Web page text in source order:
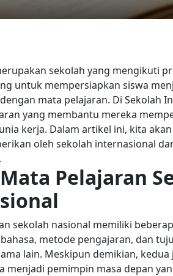
sekolah yang mengikuti
untuk mempersiapkan siswa
mata pelajaran. Di Sekolah
yang membantu mereka
kerja. Dalam artikel ini, kita
oleh sekolah internasional
Pelajaran
sekolah nasional memiliki
metode pengajaran, dan
lain. Meskipun demikian,
menjadi pemimpin masa depan